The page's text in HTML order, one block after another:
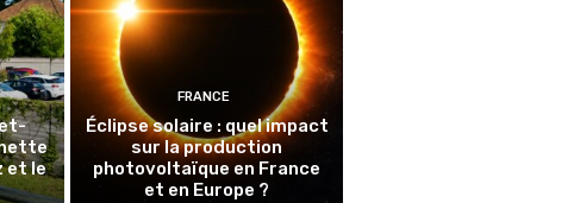
et le
FRANCE
Éclipse solaire : quel impact
sur la production
photovoltaïque en France
et en Europe ?